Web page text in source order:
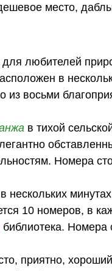
место,
для любителей
в
из восьми
в тихой
Номера
нескольких
10 номеров, в
библиотека. Номера
приятно,